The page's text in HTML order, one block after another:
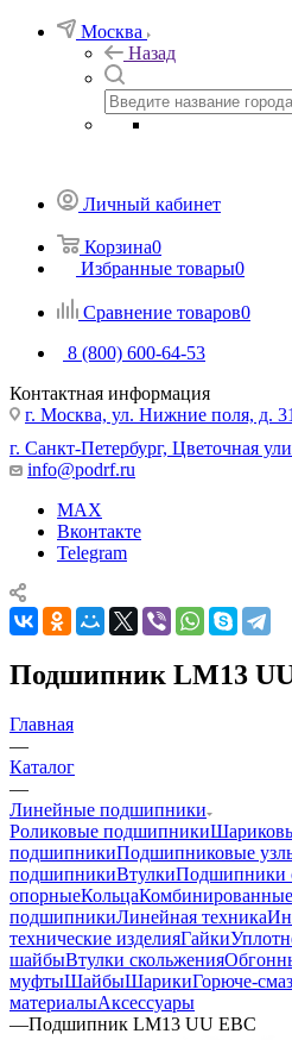
Москва
Назад
Личный кабинет
Корзина0
Избранные товары0
Сравнение товаров0
8 (800) 600-64-53
Контактная информация
г. Москва, ул. Нижние поля, д. 31
г. Санкт-Петербург, Цветочная
info@podrf.ru
MAX
Вконтакте
Telegram
Подшипник LM13
Главная
—
Каталог
—
Линейные подшипники
Роликовые подшипники
подшипникиПодшипниковые
подшипникиВтулкиПодшипники
опорныеКольца
подшипникиЛинейная техника
технические изделияГайки
шайбыВтулки скольжения
муфтыШайбыШарикиГорюче-
материалыАксессуары
—Подшипник LM13 UU EBC